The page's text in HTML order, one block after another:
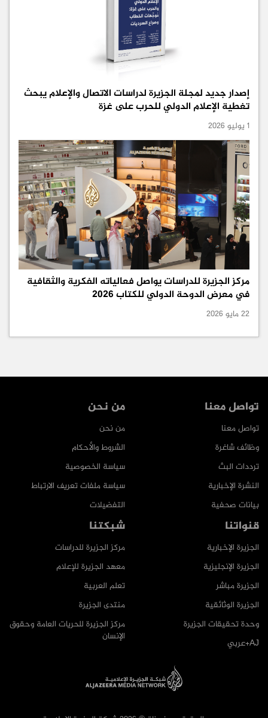
إصدار جديد لمجلة الجزيرة لدراسات الاتصال والإعلام يبحث
تغطية الإعلام الدولي للحرب على غزة
1 يوليو 2026
مركز الجزيرة للدراسات يواصل فعالياته الفكرية والثقافية
في معرض الدوحة الدولي للكتاب 2026
22 مايو 2026
من نحن
من نحن
الشروط والأحكام
سياسة الخصوصية
سياسة ملفات تعريف الارتباط
التفضيلات
تواصل معنا
تواصل معنا
وظائف شاغرة
ترددات البث
النشرة الإخبارية
بيانات صحفية
شبكتنا
مركز الجزيرة للدراسات
معهد الجزيرة للإعلام
تعلم العربية
منتدى الجزيرة
مركز الجزيرة للحريات العامة وحقوق
الإنسان
قنواتنا
الجزيرة الإخبارية
الجزيرة الإنجليزية
الجزيرة مباشر
الجزيرة الوثائقية
وحدة تحقيقات الجزيرة
AJ+عربي